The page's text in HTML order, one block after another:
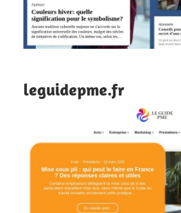
leguidepme.fr